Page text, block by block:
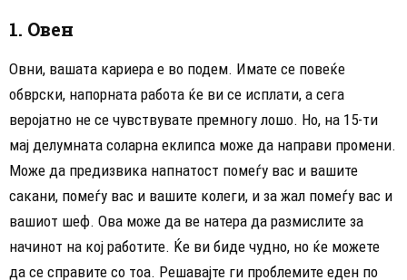
1. Овен
Овни, вашата кариера е во подем. Имате сe повеќе
обврски, напорната работа ќе ви се исплати, а сега
веројатно не се чувствувате премногу лошо. Но, на 15-ти
мај делумната соларна еклипса може да направи промени.
Може да предизвика напнатост помеѓу вас и вашите
сакани, помеѓу вас и вашите колеги, и за жал помеѓу вас и
вашиот шеф. Ова може да ве натера да размислите за
начинот на кој работите. Ќе ви биде чудно, но ќе можете
да се справите со тоа. Решавајте ги проблемите еден по